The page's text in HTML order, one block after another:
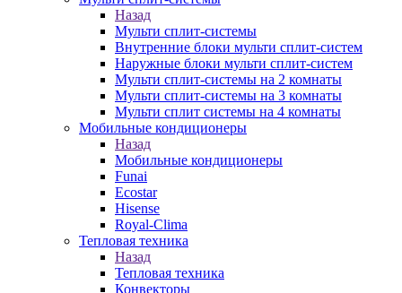
Назад
Мульти сплит-системы
Внутренние блоки мульти сплит-систем
Наружные блоки мульти сплит-систем
Мульти сплит-системы на 2 комнаты
Мульти сплит-системы на 3 комнаты
Мульти сплит системы на 4 комнаты
Мобильные кондиционеры
Назад
Мобильные кондиционеры
Funai
Ecostar
Hisense
Royal-Clima
Тепловая техника
Назад
Тепловая техника
Конвекторы